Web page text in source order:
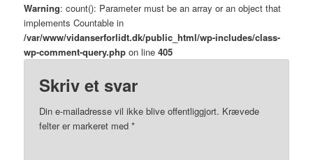
Warning: count(): Parameter must be an array or an object that
implements Countable in
/var/www/vidanserforlidt.dk/public_html/wp-includes/class-
wp-comment-query.php on line405
Skriv et svar
Din e-mailadresse vil ikke blive offentliggjort. Krævede
felter er markeret med*